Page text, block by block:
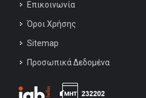
Επικοινωνία
Όροι Χρήσης
Sitemap
Προσωπικά Δεδομένα